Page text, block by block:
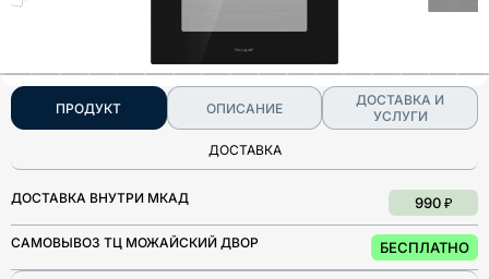
ПРОДУКТ ОПИСАНИЕ
ДОСТАВКА И
УСЛУГИ
ДОСТАВКА
ДОСТАВКА ВНУТРИ МКАД 990 ₽
САМОВЫВОЗ ТЦ МОЖАЙСКИЙ ДВОР БЕСПЛАТНО